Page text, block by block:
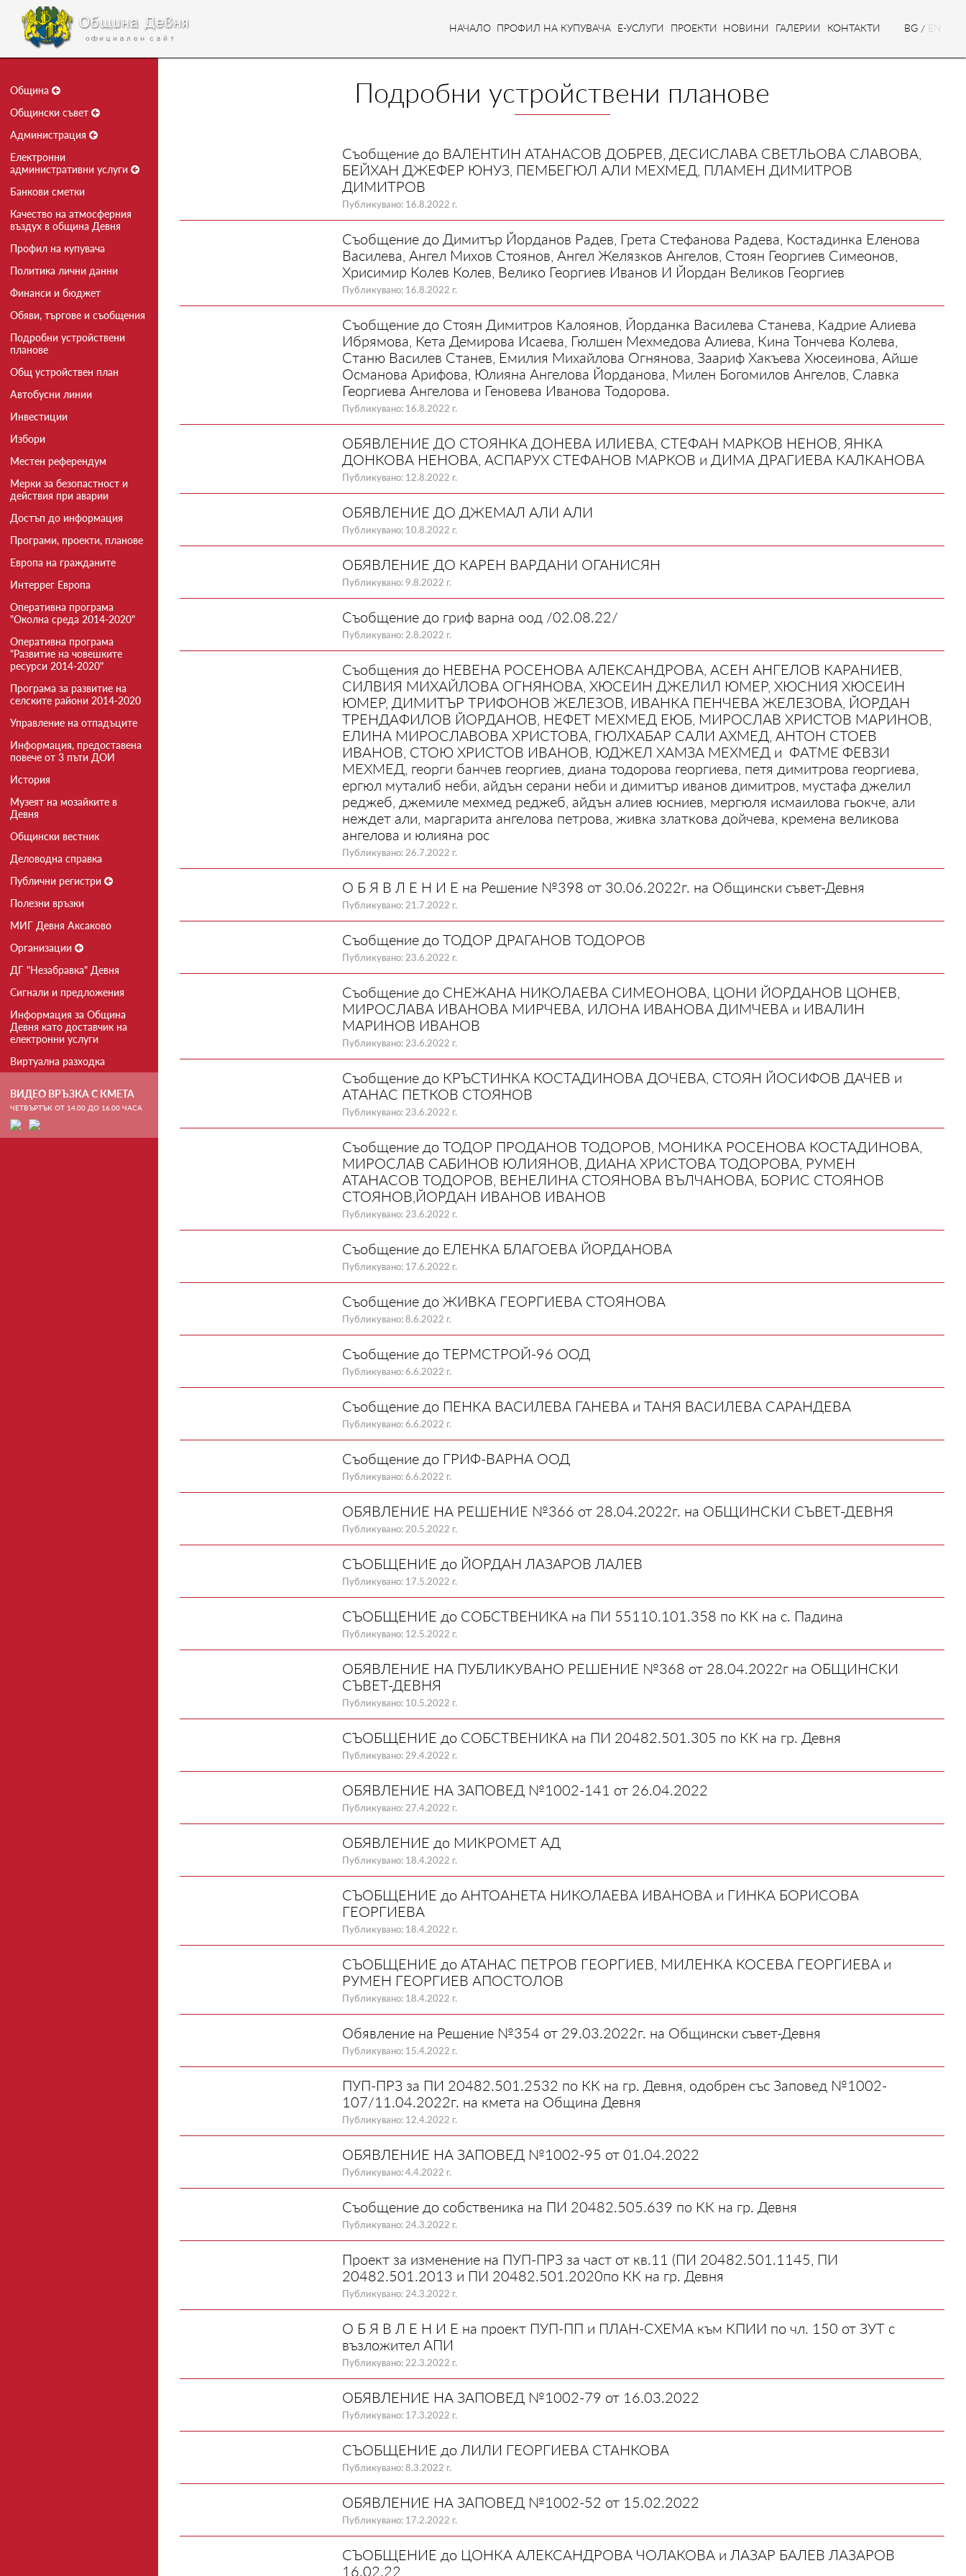
НАЧАЛО ПРОФИЛ НА КУПУВАЧА Е-УСЛУГИ ПРОЕКТИ НОВИНИ ГАЛЕРИИ КОНТАКТИ BG / EN
Община
Общински съвет
Администрация
Електронни
административни услуги
Банкови сметки
Качество на атмосферния
въздух в община Девня
Профил на купувача
Политика лични данни
Финанси и бюджет
Обяви, търгове и съобщения
Подробни устройствени
планове
Общ устройствен план
Автобусни линии
Инвестиции
Избори
Местен референдум
Мерки за безопастност и
действия при аварии
Достъп до информация
Програми, проекти, планове
Европа на гражданите
Интеррег Европа
Оперативна програма
"Околна среда 2014-2020"
Оперативна програма
"Развитие на човешките
ресурси 2014-2020"
Програма за развитие на
селските райони 2014-2020
Управление на отпадъците
Информация, предоставена
повече от 3 пъти ДОИ
История
Музеят на мозайките в
Девня
Общински вестник
Деловодна справка
Публични регистри
Полезни връзки
МИГ Девня Аксаково
Организации
ДГ "Незабравка" Девня
Сигнали и предложения
Информация за Община
Девня като доставчик на
електронни услуги
Виртуална разходка
ВИДЕО ВРЪЗКА С КМЕТА
ЧЕТВЪРТЪК ОТ 14.00 ДО 16.00 ЧАСА
Подробни устройствени планове
Съобщение до ВАЛЕНТИН АТАНАСОВ ДОБРЕВ, ДЕСИСЛАВА СВЕТЛЬОВА СЛАВОВА,
БЕЙХАН ДЖЕФЕР ЮНУЗ, ПЕМБЕГЮЛ АЛИ МЕХМЕД, ПЛАМЕН ДИМИТРОВ
ДИМИТРОВ
Публикувано: 16.8.2022 г.
Съобщение до Димитър Йорданов Радев, Грета Стефанова Радева, Костадинка Еленова
Василева, Ангел Михов Стоянов, Ангел Желязков Ангелов, Стоян Георгиев Симеонов,
Хрисимир Колев Колев, Велико Георгиев Иванов И Йордан Великов Георгиев
Публикувано: 16.8.2022 г.
Съобщение до Стоян Димитров Калоянов, Йорданка Василева Станева, Кадрие Алиева
Ибрямова, Кета Демирова Исаева, Гюлшен Мехмедова Алиева, Кина Тончева Колева,
Станю Василев Станев, Емилия Михайлова Огнянова, Заариф Хакъева Хюсеинова, Айше
Османова Арифова, Юлияна Ангелова Йорданова, Милен Богомилов Ангелов, Славка
Георгиева Ангелова и Геновева Иванова Тодорова.
Публикувано: 16.8.2022 г.
ОБЯВЛЕНИЕ ДО СТОЯНКА ДОНЕВА ИЛИЕВА, СТЕФАН МАРКОВ НЕНОВ, ЯНКА
ДОНКОВА НЕНОВА, АСПАРУХ СТЕФАНОВ МАРКОВ и ДИМА ДРАГИЕВА КАЛКАНОВА
Публикувано: 12.8.2022 г.
ОБЯВЛЕНИЕ ДО ДЖЕМАЛ АЛИ АЛИ
Публикувано: 10.8.2022 г.
ОБЯВЛЕНИЕ ДО КАРЕН ВАРДАНИ ОГАНИСЯН
Публикувано: 9.8.2022 г.
Съобщение до гриф варна оод /02.08.22/
Публикувано: 2.8.2022 г.
Съобщения до НЕВЕНА РОСЕНОВА АЛЕКСАНДРОВА, АСЕН АНГЕЛОВ КАРАНИЕВ,
СИЛВИЯ МИХАЙЛОВА ОГНЯНОВА, ХЮСЕИН ДЖЕЛИЛ ЮМЕР, ХЮСНИЯ ХЮСЕИН
ЮМЕР, ДИМИТЪР ТРИФОНОВ ЖЕЛЕЗОВ, ИВАНКА ПЕНЧЕВА ЖЕЛЕЗОВА, ЙОРДАН
ТРЕНДАФИЛОВ ЙОРДАНОВ, НЕФЕТ МЕХМЕД ЕЮБ, МИРОСЛАВ ХРИСТОВ МАРИНОВ,
ЕЛИНА МИРОСЛАВОВА ХРИСТОВА, ГЮЛХАБАР САЛИ АХМЕД, АНТОН СТОЕВ
ИВАНОВ, СТОЮ ХРИСТОВ ИВАНОВ, ЮДЖЕЛ ХАМЗА МЕХМЕД и ФАТМЕ ФЕВЗИ
МЕХМЕД, георги банчев георгиев, диана тодорова георгиева, петя димитрова георгиева,
ергюл муталиб неби, айдън серани неби и димитър иванов димитров, мустафа джелил
реджеб, джемиле мехмед реджеб, айдън алиев юсниев, мергюля исмаилова гьокче, али
неждет али, маргарита ангелова петрова, живка златкова дойчева, кремена великова
ангелова и юлияна рос
Публикувано: 26.7.2022 г.
О Б Я В Л Е Н И Е на Решение №398 от 30.06.2022г. на Общински съвет-Девня
Публикувано: 21.7.2022 г.
Съобщение до ТОДОР ДРАГАНОВ ТОДОРОВ
Публикувано: 23.6.2022 г.
Съобщение до СНЕЖАНА НИКОЛАЕВА СИМЕОНОВА, ЦОНИ ЙОРДАНОВ ЦОНЕВ,
МИРОСЛАВА ИВАНОВА МИРЧЕВА, ИЛОНА ИВАНОВА ДИМЧЕВА и ИВАЛИН
МАРИНОВ ИВАНОВ
Публикувано: 23.6.2022 г.
Съобщение до КРЪСТИНКА КОСТАДИНОВА ДОЧЕВА, СТОЯН ЙОСИФОВ ДАЧЕВ и
АТАНАС ПЕТКОВ СТОЯНОВ
Публикувано: 23.6.2022 г.
Съобщение до ТОДОР ПРОДАНОВ ТОДОРОВ, МОНИКА РОСЕНОВА КОСТАДИНОВА,
МИРОСЛАВ САБИНОВ ЮЛИЯНОВ, ДИАНА ХРИСТОВА ТОДОРОВА, РУМЕН
АТАНАСОВ ТОДОРОВ, ВЕНЕЛИНА СТОЯНОВА ВЪЛЧАНОВА, БОРИС СТОЯНОВ
СТОЯНОВ,ЙОРДАН ИВАНОВ ИВАНОВ
Публикувано: 23.6.2022 г.
Съобщение до ЕЛЕНКА БЛАГОЕВА ЙОРДАНОВА
Публикувано: 17.6.2022 г.
Съобщение до ЖИВКА ГЕОРГИЕВА СТОЯНОВА
Публикувано: 8.6.2022 г.
Съобщение до ТЕРМСТРОЙ-96 ООД
Публикувано: 6.6.2022 г.
Съобщение до ПЕНКА ВАСИЛЕВА ГАНЕВА и ТАНЯ ВАСИЛЕВА САРАНДЕВА
Публикувано: 6.6.2022 г.
Съобщение до ГРИФ-ВАРНА ООД
Публикувано: 6.6.2022 г.
ОБЯВЛЕНИЕ НА РЕШЕНИЕ №366 от 28.04.2022г. на ОБЩИНСКИ СЪВЕТ-ДЕВНЯ
Публикувано: 20.5.2022 г.
СЪОБЩЕНИЕ до ЙОРДАН ЛАЗАРОВ ЛАЛЕВ
Публикувано: 17.5.2022 г.
СЪОБЩЕНИЕ до СОБСТВЕНИКА на ПИ 55110.101.358 по КК на с. Падина
Публикувано: 12.5.2022 г.
ОБЯВЛЕНИЕ НА ПУБЛИКУВАНО РЕШЕНИЕ №368 от 28.04.2022г на ОБЩИНСКИ
СЪВЕТ-ДЕВНЯ
Публикувано: 10.5.2022 г.
СЪОБЩЕНИЕ до СОБСТВЕНИКА на ПИ 20482.501.305 по КК на гр. Девня
Публикувано: 29.4.2022 г.
ОБЯВЛЕНИЕ НА ЗАПОВЕД №1002-141 от 26.04.2022
Публикувано: 27.4.2022 г.
ОБЯВЛЕНИЕ до МИКРОМЕТ АД
Публикувано: 18.4.2022 г.
СЪОБЩЕНИЕ до АНТОАНЕТА НИКОЛАЕВА ИВАНОВА и ГИНКА БОРИСОВА
ГЕОРГИЕВА
Публикувано: 18.4.2022 г.
СЪОБЩЕНИЕ до АТАНАС ПЕТРОВ ГЕОРГИЕВ, МИЛЕНКА КОСЕВА ГЕОРГИЕВА и
РУМЕН ГЕОРГИЕВ АПОСТОЛОВ
Публикувано: 18.4.2022 г.
Обявление на Решение №354 от 29.03.2022г. на Общински съвет-Девня
Публикувано: 15.4.2022 г.
ПУП-ПРЗ за ПИ 20482.501.2532 по КК на гр. Девня, одобрен със Заповед №1002-
107/11.04.2022г. на кмета на Община Девня
Публикувано: 12.4.2022 г.
ОБЯВЛЕНИЕ НА ЗАПОВЕД №1002-95 от 01.04.2022
Публикувано: 4.4.2022 г.
Съобщение до собственика на ПИ 20482.505.639 по КК на гр. Девня
Публикувано: 24.3.2022 г.
Проект за изменение на ПУП-ПРЗ за част от кв.11 (ПИ 20482.501.1145, ПИ
20482.501.2013 и ПИ 20482.501.2020по КК на гр. Девня
Публикувано: 24.3.2022 г.
О Б Я В Л Е Н И Е на проект ПУП-ПП и ПЛАН-СХЕМА към КПИИ по чл. 150 от ЗУТ с
възложител АПИ
Публикувано: 22.3.2022 г.
ОБЯВЛЕНИЕ НА ЗАПОВЕД №1002-79 от 16.03.2022
Публикувано: 17.3.2022 г.
СЪОБЩЕНИЕ до ЛИЛИ ГЕОРГИЕВА СТАНКОВА
Публикувано: 8.3.2022 г.
ОБЯВЛЕНИЕ НА ЗАПОВЕД №1002-52 от 15.02.2022
Публикувано: 17.2.2022 г.
СЪОБЩЕНИЕ до ЦОНКА АЛЕКСАНДРОВА ЧОЛАКОВА и ЛАЗАР БАЛЕВ ЛАЗАРОВ
16.02.22